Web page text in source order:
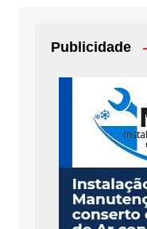
Publicidade